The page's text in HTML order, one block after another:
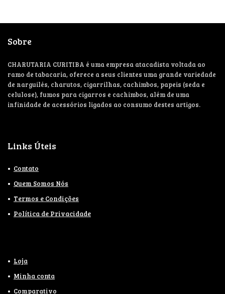
Sobre
CHARUTARIA CURITIBA é uma empresa atacadista voltada ao
ramo de tabacaria, oferece a seus clientes uma grande variedade
de narguilés, charutos, cigarrilhas, cachimbos, papeis (seda e
celulose), fumos para cigarros e cachimbos, além de uma
infinidade de acessórios ligados ao consumo destes artigos.
Links Úteis
Contato
Quem Somos Nós
Termos e Condições
Política de Privacidade
Loja
Minha conta
Comparativo